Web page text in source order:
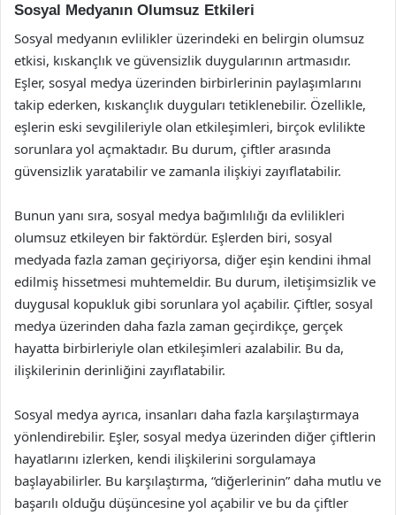
Sosyal Medyanın Olumsuz Etkileri
Sosyal medyanın evlilikler üzerindeki en belirgin olumsuz
etkisi, kıskançlık ve güvensizlik duygularının artmasıdır.
Eşler, sosyal medya üzerinden birbirlerinin paylaşımlarını
takip ederken, kıskançlık duyguları tetiklenebilir. Özellikle,
eşlerin eski sevgilileriyle olan etkileşimleri, birçok evlilikte
sorunlara yol açmaktadır. Bu durum, çiftler arasında
güvensizlik yaratabilir ve zamanla ilişkiyi zayıflatabilir.
Bunun yanı sıra, sosyal medya bağımlılığı da evlilikleri
olumsuz etkileyen bir faktördür. Eşlerden biri, sosyal
medyada fazla zaman geçiriyorsa, diğer eşin kendini ihmal
edilmiş hissetmesi muhtemeldir. Bu durum, iletişimsizlik ve
duygusal kopukluk gibi sorunlara yol açabilir. Çiftler, sosyal
medya üzerinden daha fazla zaman geçirdikçe, gerçek
hayatta birbirleriyle olan etkileşimleri azalabilir. Bu da,
ilişkilerinin derinliğini zayıflatabilir.
Sosyal medya ayrıca, insanları daha fazla karşılaştırmaya
yönlendirebilir. Eşler, sosyal medya üzerinden diğer çiftlerin
hayatlarını izlerken, kendi ilişkilerini sorgulamaya
başlayabilirler. Bu karşılaştırma, “diğerlerinin” daha mutlu ve
başarılı olduğu düşüncesine yol açabilir ve bu da çiftler